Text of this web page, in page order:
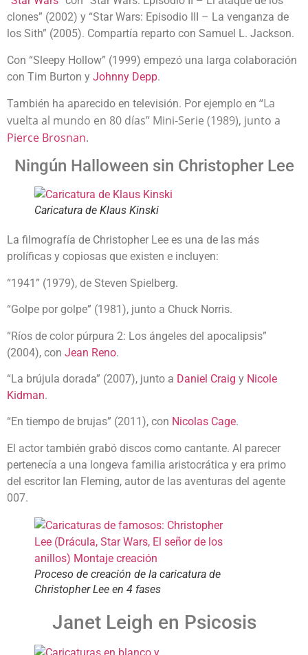
clones” (2002) y “Star Wars: Episodio III – La venganza de
los Sith” (2005). Compartía reparto con Samuel L. Jackson.
Con “Sleepy Hollow” (1999) empezó una larga colaboración
con Tim Burton y Johnny Depp.
También ha aparecido en televisión. Por ejemplo en “La
vuelta al mundo en 80 días” Mini-Serie (1989), junto a
Pierce Brosnan.
Ningún Halloween sin Christopher Lee
Caricatura de Klaus Kinski
La filmografía de Christopher Lee es una de las más
prolíficas y copiosas que existen e incluyen:
“1941” (1979), de Steven Spielberg.
“Golpe por golpe” (1981), junto a Chuck Norris.
“Ríos de color púrpura 2: Los ángeles del apocalipsis”
(2004), con Jean Reno.
“La brújula dorada” (2007), junto a Daniel Craig y Nicole
Kidman.
“En tiempo de brujas” (2011), con Nicolas Cage.
El actor también grabó discos como cantante. Al parecer
pertenecía a una longeva familia aristocrática y era primo
del escritor Ian Fleming, autor de las aventuras del agente
007.
Proceso de creación de la caricatura de
Christopher Lee en 4 fases
Janet Leigh en Psicosis